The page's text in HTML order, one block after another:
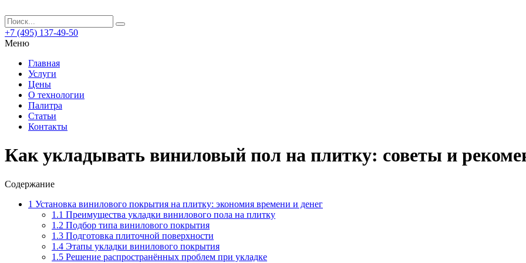
+7 (495) 137-49-50
Меню
Главная
Услуги
Цены
О технологии
Палитра
Статьи
Контакты
Как укладывать виниловый пол на плитку: советы и
Содержание
1 Установка винилового покрытия на плитку: экономия времени и денег
1.1 Преимущества укладки винилового пола на плитку
1.2 Подбор типа винилового покрытия
1.3 Подготовка плиточной поверхности
1.4 Этапы укладки винилового покрытия
1.5 Решение распространённых проблем при укладке